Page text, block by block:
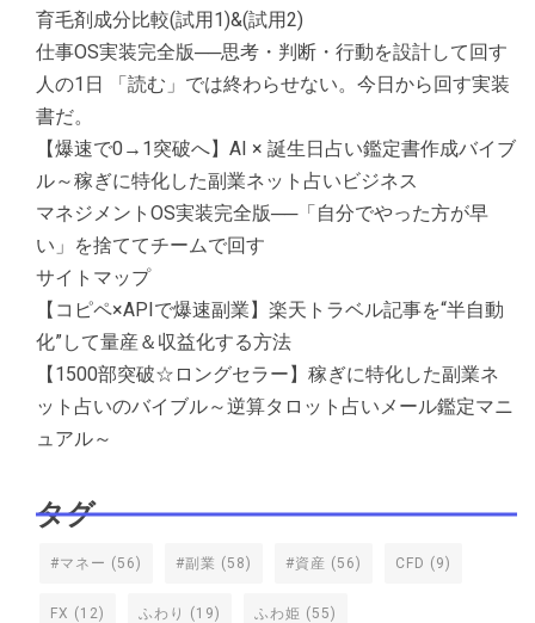
育毛剤成分比較(試用1)&(試用2)
仕事OS実装完全版──思考・判断・行動を設計して回す
人の1日 「読む」では終わらせない。今日から回す実装
書だ。
【爆速で0→1突破へ】AI × 誕生日占い鑑定書作成バイブ
ル～稼ぎに特化した副業ネット占いビジネス
マネジメントOS実装完全版──「自分でやった方が早
い」を捨ててチームで回す
サイトマップ
【コピペ×APIで爆速副業】楽天トラベル記事を“半自動
化”して量産＆収益化する方法
【1500部突破☆ロングセラー】稼ぎに特化した副業ネ
ット占いのバイブル～逆算タロット占いメール鑑定マニ
ュアル～
タグ
#マネー (56) #副業 (58) #資産 (56) CFD (9)
FX (12) ふわり (19) ふわ姫 (55)